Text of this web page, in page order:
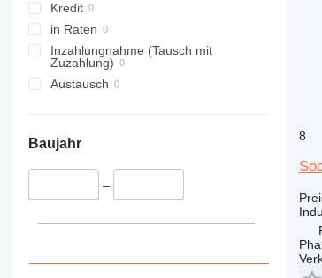
Kredit
in Raten
Inzahlungnahme (Tausch mit
Zuzahlung)
Austausch
Baujahr
–
8